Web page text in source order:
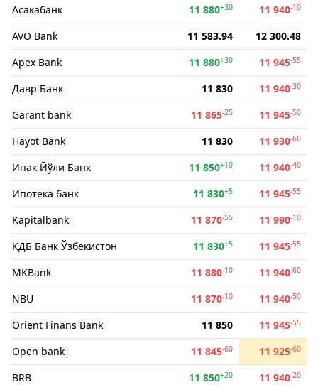
Асакабанк 11 880+30 11 940-10
AVO Bank 11 583.94
12 300.48
Apex Bank
11 880+30 11 945-55
Давр Банк 11 830 11 940-30
Garant bank 11 865-25 11 945-50
Hayot Bank 11 830 11 930-60
Ипак Йўли Банк 11 850+10 11 940-40
Ипотека банк 11 830+5 11 945-55
Kapitalbank 11 870-55 11 990-10
КДБ Банк Ўзбекистон 11 830+5 11 945-55
MKBank 11 880-10 11 940-60
NBU 11 870-10 11 940-50
Orient Finans Bank 11 850 11 945-55
Open bank 11 845-60 11 925-60
BRB 11 850+20 11 940-20